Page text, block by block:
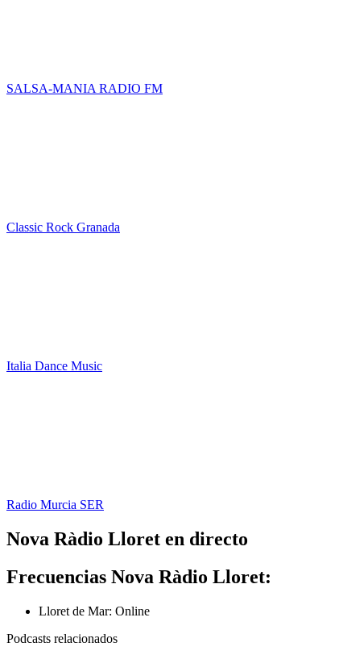
SALSA-MANIA RADIO FM
Classic Rock Granada
Italia Dance Music
Radio Murcia SER
Nova Ràdio Lloret en directo
Frecuencias Nova Ràdio Lloret:
Lloret de Mar: Online
Podcasts relacionados